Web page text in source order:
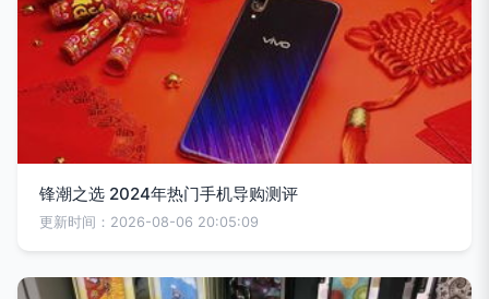
锋潮之选 2024年热门手机导购测评
更新时间：2026-08-06 20:05:09